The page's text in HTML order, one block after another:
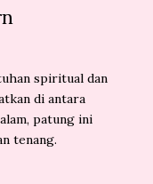
spiritual dan
di antara
patung ini
tenang.